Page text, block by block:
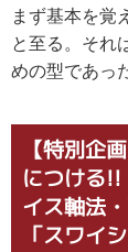
まず基本を覚
と至る。それ
めの型であっ
【特別企
につける!!
イス軸法
「スワイ